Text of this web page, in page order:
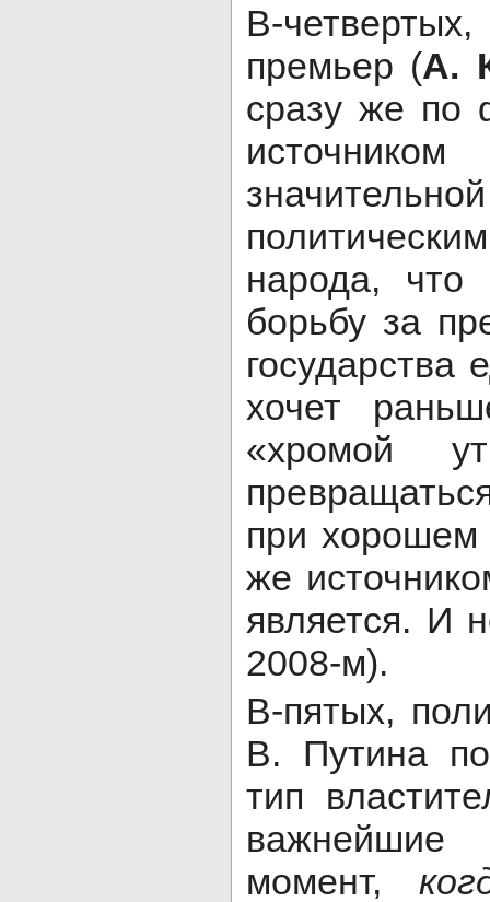
В-
премьер (А.
сразу же по
народа, что
борьбу за
государства
хочет
«хромой
при
же
является. И
2008-м).
В-пятых,
В. Путина
тип
важнейшие
момент,